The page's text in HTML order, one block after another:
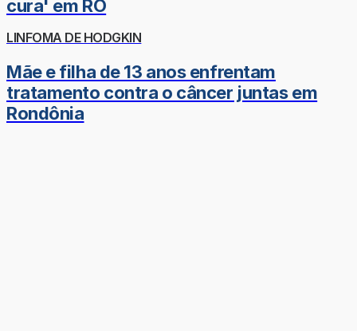
cura' em RO
LINFOMA DE HODGKIN
Mãe e filha de 13 anos enfrentam
tratamento contra o câncer juntas em
Rondônia